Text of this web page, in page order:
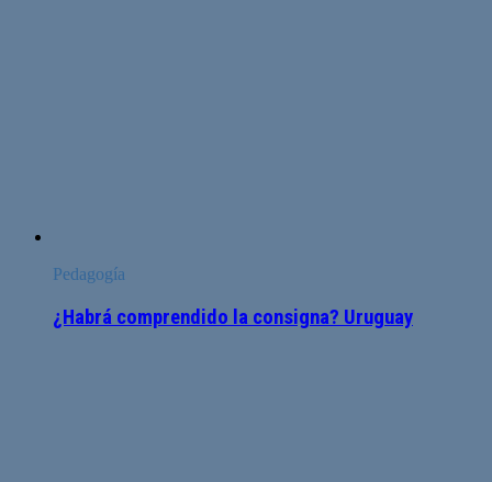
Pedagogía
¿Habrá comprendido la consigna? Uruguay